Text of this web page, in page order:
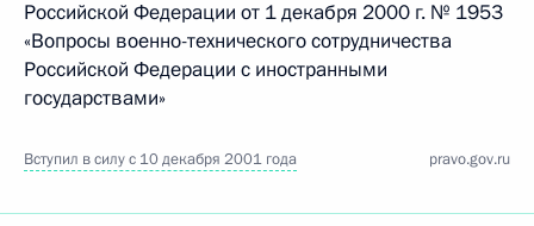
Российской Федерации от 1 декабря 2000 г. № 1953
«Вопросы военно-технического сотрудничества
Российской Федерации с иностранными
государствами»
Вступил в силу с 10 декабря 2001 года pravo.gov.ru